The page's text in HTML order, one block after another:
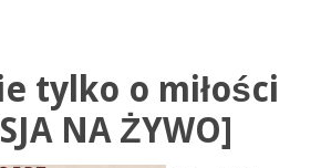
tylko o miłości
NA ŻYWO]